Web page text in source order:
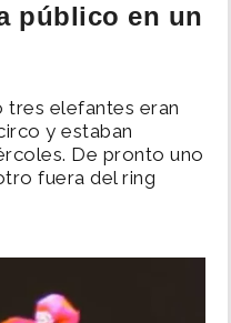
público en un
tres elefantes eran
y estaban
De pronto uno
fuera del ring